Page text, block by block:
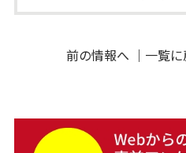
前の情報へ ｜ 一覧に